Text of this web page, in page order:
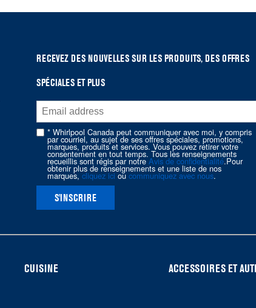
RECEVEZ DES NOUVELLES SUR LES PRODUITS, DES OFFRES
SPÉCIALES ET PLUS
* Whirlpool Canada peut communiquer avec moi, y compris
par courriel, au sujet de ses offres spéciales, promotions,
marques, produits et services. Vous pouvez retirer votre
consentement en tout temps. Tous les renseignements
recueillis sont régis par notreAvis de confidentialité.Pour
obtenir plus de renseignements et une liste de nos
marques,cliquez icioucommuniquez avec nous.
S'INSCRIRE
CUISINE ACCESSOIRES ET